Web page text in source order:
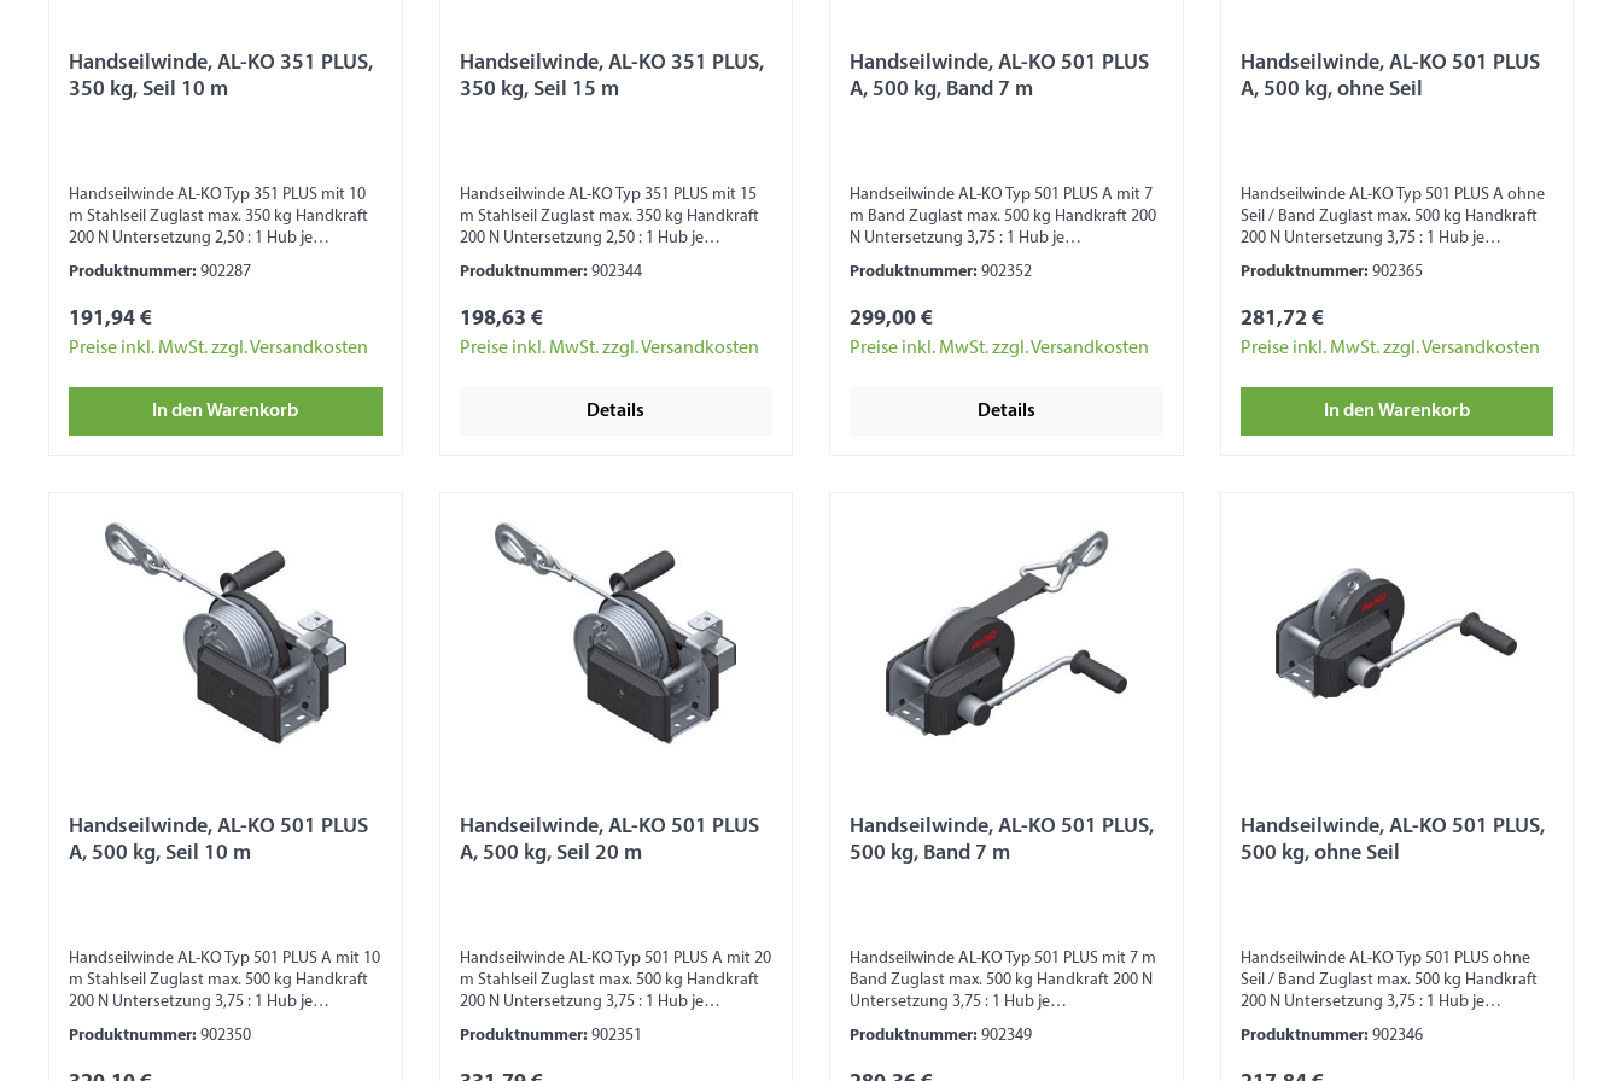
Handseilwinde, AL-KO 351 PLUS,
350 kg, Seil 10 m
Handseilwinde AL-KO Typ 351 PLUS mit 10
m Stahlseil Zuglast max. 350 kg Handkraft
200 N Untersetzung 2,50 : 1 Hub je
Kurbeldrehung von 53 - 100 mm
Trommelkapazität 15 m (bei Seil Ø 4 mm)
Kurbel fest Maß ohne Kurbel 105 x 164 x 125
mm Ohne Freilauf Ausstattung
Seiltrommel mit Gleitlagerung
Kunststoffabdeckung Zahnrad
Sicherheitshinweis: Seilwinde nicht zum
Produktnummer: 902287
191,94 €
Preise inkl. MwSt. zzgl. Versandkosten
In den Warenkorb
Handseilwinde, AL-KO 351 PLUS,
350 kg, Seil 15 m
Handseilwinde AL-KO Typ 351 PLUS mit 15
m Stahlseil Zuglast max. 350 kg Handkraft
200 N Untersetzung 2,50 : 1 Hub je
Kurbeldrehung von 53 - 100 mm
Trommelkapazität 15 m (bei Seil Ø 4 mm)
Kurbel fest Maß ohne Kurbel 105 x 164 x 125
mm Ausstattung Automatische
Zahnrad Sicherheitshinweis: Seilwinde nicht
Produktnummer: 902344
198,63 €
Preise inkl. MwSt. zzgl. Versandkosten
Details
Handseilwinde, AL-KO 501 PLUS
A, 500 kg, Band 7 m
Handseilwinde AL-KO Typ 501 PLUS A mit 7
m Band Zuglast max. 500 kg Handkraft 200
N Untersetzung 3,75 : 1 Hub je
Kurbeldrehung von 45 – 100 mm
Trommelkapazität 20 m (bei Seil Ø 7 mm)
Kurbel abnehmbar Maß ohne Kurbel 173 x
145 x 164 mm Ausstattung mit
Gleitlagerung Kunststoffabdeckung
Produktnummer: 902352
299,00 €
Preise inkl. MwSt. zzgl. Versandkosten
Details
Handseilwinde, AL-KO 501 PLUS
A, 500 kg, ohne Seil
Handseilwinde AL-KO Typ 501 PLUS A ohne
Seil / Band Zuglast max. 500 kg Handkraft
200 N Untersetzung 3,75 : 1 Hub je
Kurbeldrehung von 45 – 100 mm
Trommelkapazität 20 m (bei Seil Ø 7 mm)
Kurbel abnehmbar Maß ohne Kurbel 173 x
145 x 164 mm Ohne Freilauf Ausstattung
Lastdruckbremse Seiltrommel mit
Gleitlagerung Kunststoffabdeckung
Zahnrad Sicherheitshinweis: Seilwinde nicht
Produktnummer: 902365
281,72 €
Preise inkl. MwSt. zzgl. Versandkosten
In den Warenkorb
Handseilwinde, AL-KO 501 PLUS
A, 500 kg, Seil 10 m
Handseilwinde AL-KO Typ 501 PLUS A mit 10
m Stahlseil Zuglast max. 500 kg Handkraft
200 N Untersetzung 3,75 : 1 Hub je
Kurbeldrehung von 45 – 100 mm
Trommelkapazität 20 m (bei Seil Ø 7 mm)
Produktnummer: 902350
Handseilwinde, AL-KO 501 PLUS
A, 500 kg, Seil 20 m
Handseilwinde AL-KO Typ 501 PLUS A mit 20
m Stahlseil Zuglast max. 500 kg Handkraft
200 N Untersetzung 3,75 : 1 Hub je
Kurbeldrehung von 45 – 100 mm
Trommelkapazität 20 m (bei Seil Ø 7 mm)
Produktnummer: 902351
Handseilwinde, AL-KO 501 PLUS,
500 kg, Band 7 m
Handseilwinde AL-KO Typ 501 PLUS mit 7 m
Band Zuglast max. 500 kg Handkraft 200 N
Untersetzung 3,75 : 1 Hub je
Kurbeldrehung von 45 – 100 mm
Trommelkapazität 20 m (bei Seil Ø 5 mm)
Produktnummer: 902349
Handseilwinde, AL-KO 501 PLUS,
500 kg, ohne Seil
Handseilwinde AL-KO Typ 501 PLUS ohne
Seil / Band Zuglast max. 500 kg Handkraft
200 N Untersetzung 3,75 : 1 Hub je
Kurbeldrehung von 45 – 100 mm
Trommelkapazität 20 m (bei Seil Ø 5 mm)
Produktnummer: 902346